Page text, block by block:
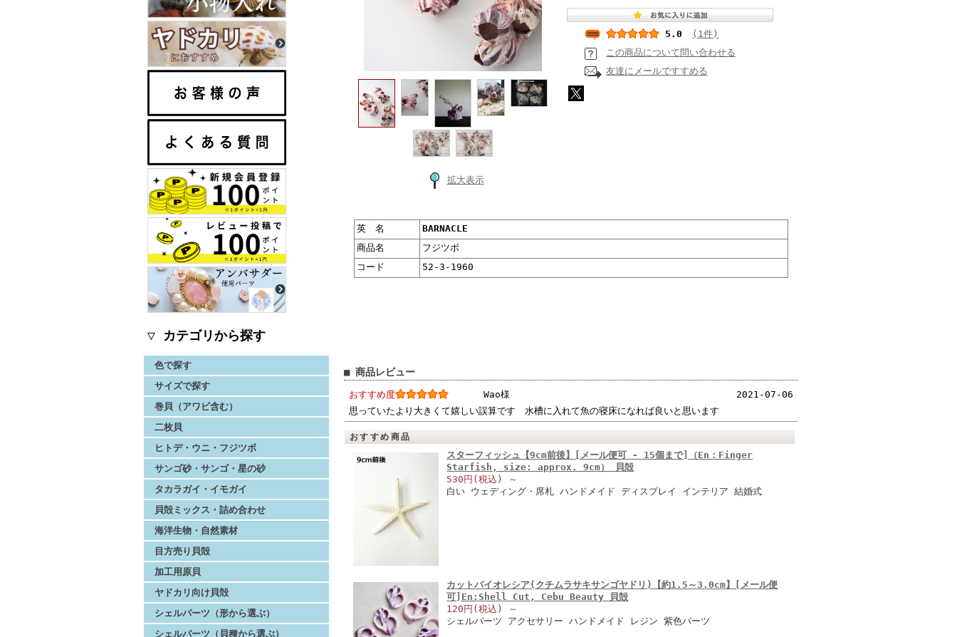
▽ カテゴリから探す
色で探す
サイズで探す
巻貝（アワビ含む）
二枚貝
ヒトデ・ウニ・フジツボ
サンゴ砂・サンゴ・星の砂
タカラガイ・イモガイ
貝殻ミックス・詰め合わせ
海洋生物・自然素材
目方売り貝殻
加工用原貝
ヤドカリ向け貝殻
シェルパーツ（形から選ぶ）
シェルパーツ（貝種から選ぶ）
拡大表示
5.0
(1件)
この商品について問い合わせる
友達にメールですすめる
英 名
BARNACLE
商品名
フジツボ
コード
52-3-1960
■ 商品レビュー
おすすめ度 Wao様
2021-07-06
思っていたより大きくて嬉しい誤算です 水槽に入れて魚の寝床になれば良いと思います
おすすめ商品
スターフィッシュ【9cm前後】[メール便可 - 15個まで]（En：Finger
Starfish, size: approx. 9cm） 貝殻
530円(税込)
～
白い ウェディング・席札 ハンドメイド ディスプレイ インテリア 結婚式
カットバイオレシア(クチムラサキサンゴヤドリ)【約1.5～3.0cm】[メール便
可]En:Shell Cut, Cebu Beauty 貝殻
120円(税込)
～
シェルパーツ アクセサリー ハンドメイド レジン 紫色パーツ